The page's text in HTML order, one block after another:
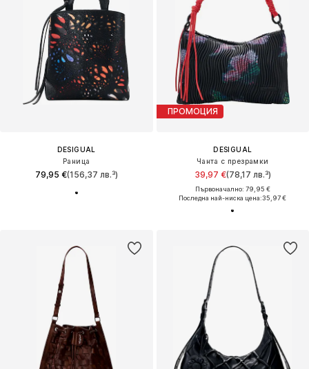
DESIGUAL
Раница
79,95 €(156,37 лв.³)
ПРОМОЦИЯ
DESIGUAL
Чанта с презрамки
39,97 €(78,17 лв.³)
Първоначално: 79,95 €
Последна най-ниска цена:35,97 €